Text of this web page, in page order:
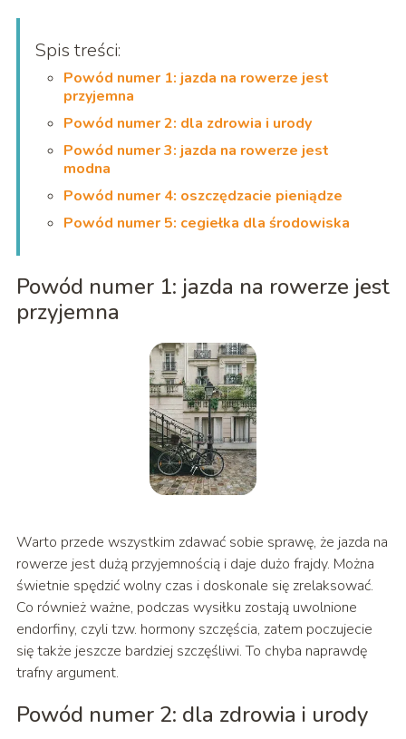
Spis treści:
Powód numer 1: jazda na rowerze jest
przyjemna
Powód numer 2: dla zdrowia i urody
Powód numer 3: jazda na rowerze jest
modna
Powód numer 4: oszczędzacie pieniądze
Powód numer 5: cegiełka dla środowiska
Powód numer 1: jazda na rowerze jest
przyjemna
Warto przede wszystkim zdawać sobie sprawę, że jazda na
rowerze jest dużą przyjemnością i daje dużo frajdy. Można
świetnie spędzić wolny czas i doskonale się zrelaksować.
Co również ważne, podczas wysiłku zostają uwolnione
endorfiny, czyli tzw. hormony szczęścia, zatem poczujecie
się także jeszcze bardziej szczęśliwi. To chyba naprawdę
trafny argument.
Powód numer 2: dla zdrowia i urody